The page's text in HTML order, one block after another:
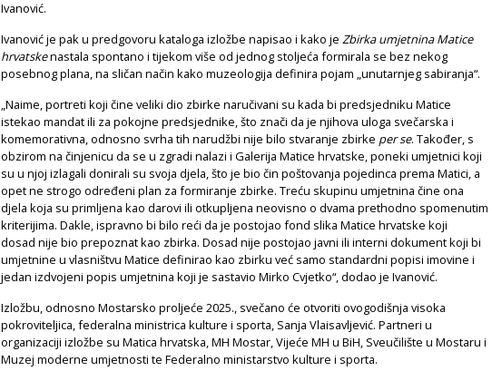
Ivanović.
Ivanović je pak u predgovoru kataloga izložbe napisao i kako je Zbirka umjetnina Matice
hrvatskenastala spontano i tijekom više od jednog stoljeća formirala se bez nekog
posebnog plana, na sličan način kako muzeologija definira pojam „unutarnjeg sabiranja“.
„Naime, portreti koji čine veliki dio zbirke naručivani su kada bi predsjedniku Matice
istekao mandat ili za pokojne predsjednike, što znači da je njihova uloga svečarska i
komemorativna, odnosno svrha tih narudžbi nije bilo stvaranje zbirke per se. Također, s
obzirom na činjenicu da se u zgradi nalazi i Galerija Matice hrvatske, poneki umjetnici koji
su u njoj izlagali donirali su svoja djela, što je bio čin poštovanja pojedinca prema Matici, a
opet ne strogo određeni plan za formiranje zbirke. Treću skupinu umjetnina čine ona
djela koja su primljena kao darovi ili otkupljena neovisno o dvama prethodno spomenutim
kriterijima. Dakle, ispravno bi bilo reći da je postojao fond slika Matice hrvatske koji
dosad nije bio prepoznat kao zbirka. Dosad nije postojao javni ili interni dokument koji bi
umjetnine u vlasništvu Matice definirao kao zbirku već samo standardni popisi imovine i
jedan izdvojeni popis umjetnina koji je sastavio Mirko Cvjetko“, dodao je Ivanović.
Izložbu, odnosno Mostarsko proljeće 2025., svečano će otvoriti ovogodišnja visoka
pokroviteljica, federalna ministrica kulture i sporta, Sanja Vlaisavljević. Partneri u
organizaciji izložbe su Matica hrvatska, MH Mostar, Vijeće MH u BiH, Sveučilište u Mostaru i
Muzej moderne umjetnosti te Federalno ministarstvo kulture i sporta.